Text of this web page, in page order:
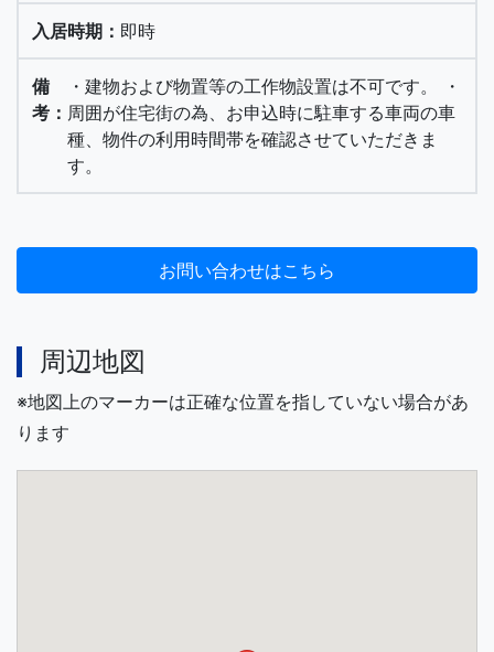
即時
・建物および物置等の工作物設置は不可です。 ・
周囲が住宅街の為、お申込時に駐車する車両の車
種、物件の利用時間帯を確認させていただきま
す。
周辺地図
※地図上のマーカーは正確な位置を指していない場合があ
ります